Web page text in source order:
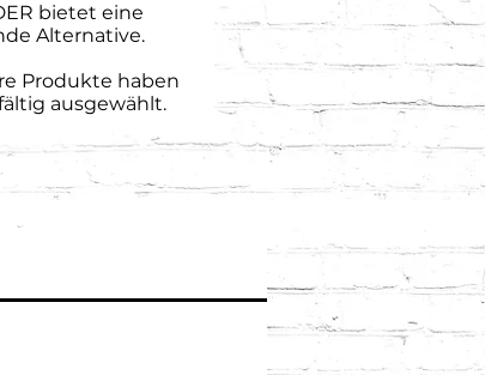
bietet eine
Alternative.
Produkte haben
ausgewählt.